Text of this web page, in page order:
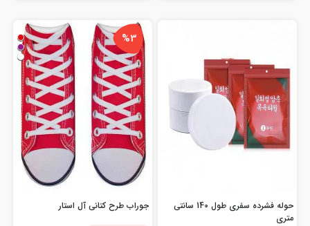
حوله فشرده سفری طول 140 سانتی
متری
%3
جوراب طرح کتانی آل استار